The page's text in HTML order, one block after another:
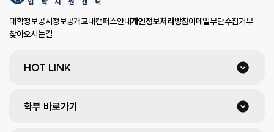
대학정보공시정보공개교내캠퍼스안내개인정보처리방침이메일무단수집거부
찾아오시는길
HOT LINK
학부 바로가기